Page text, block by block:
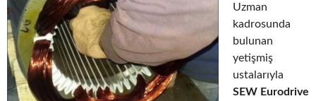
Uzman
kadrosunda
bulunan
yetişmiş
ustalarıyla
SEW Eurodrive